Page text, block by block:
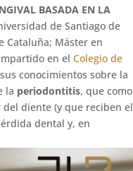
BASADA EN LA
de Santiago de
Cataluña; Máster en
en elColegio de
conocimientos sobre la
la periodontitis, que como
diente (y que reciben el
dental y, en